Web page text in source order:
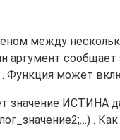
между
аргумент
. Функция может
значение ИСТИНА
.